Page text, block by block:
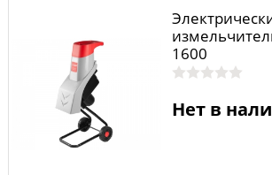
1600
Нет в